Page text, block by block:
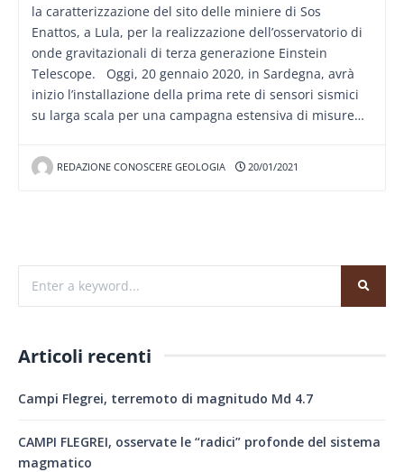
la caratterizzazione del sito delle miniere di Sos
Enattos, a Lula, per la realizzazione dell’osservatorio di
onde gravitazionali di terza generazione Einstein
Telescope. Oggi, 20 gennaio 2020, in Sardegna, avrà
inizio l’installazione della prima rete di sensori sismici
su larga scala per una campagna estensiva di misure…
REDAZIONE CONOSCERE GEOLOGIA 20/01/2021
Articoli recenti
Campi Flegrei, terremoto di magnitudo Md 4.7
CAMPI FLEGREI, osservate le “radici” profonde del sistema
magmatico